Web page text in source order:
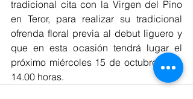
tradicional cita con la Virgen del Pino
en Teror, para realizar su tradicional
ofrenda floral previa al debut liguero y
que en esta ocasión tendrá lugar el
próximo miércoles 15 de octubre a las
14.00 horas.